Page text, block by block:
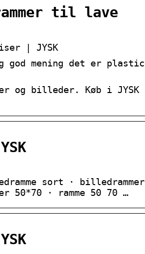
til lave
| JYSK
mening det er plastic
og billeder. Køb i JYSK
sort · billedrammer
50*70 · ramme 50 70 …